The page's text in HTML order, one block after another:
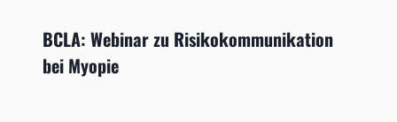
BCLA: Webinar zu Risikokommunikation
bei Myopie